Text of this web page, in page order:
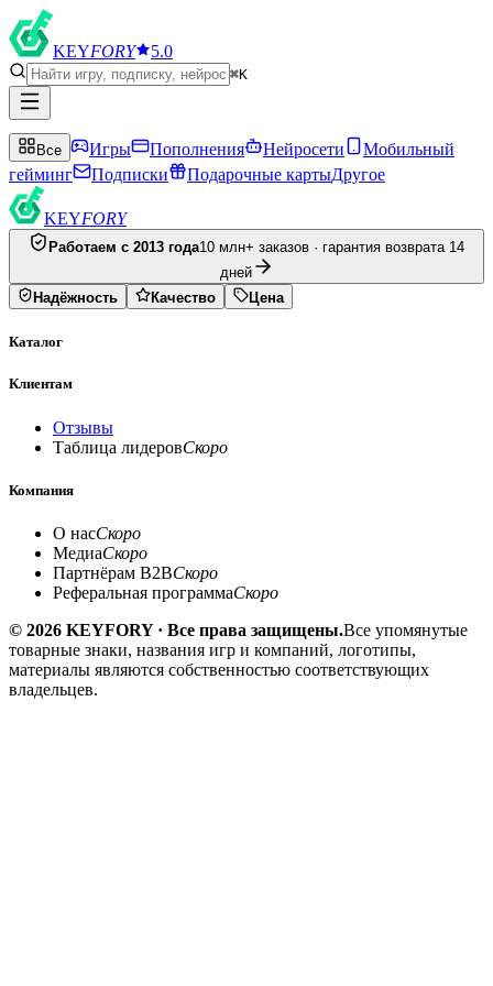
KEYFORY 5.0
⌘K
Все Игры Пополнения Нейросети
Мобильный
гейминг
Подписки Подарочные картыДругое
KEYFORY
Работаем с 2013 года10 млн+ заказов · гарантия возврата 14
дней
Надёжность
Качество Цена
Каталог
Клиентам
Отзывы
Таблица лидеровСкоро
Компания
О насСкоро
МедиаСкоро
Партнёрам B2BСкоро
Реферальная программаСкоро
© 2026 KEYFORY · Все права защищены.Все упомянутые
товарные знаки, названия игр и компаний, логотипы,
материалы являются собственностью соответствующих
владельцев.